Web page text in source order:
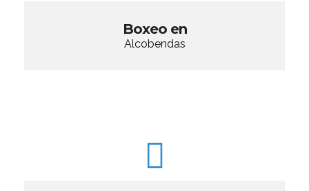
Boxeo en
Alcobendas